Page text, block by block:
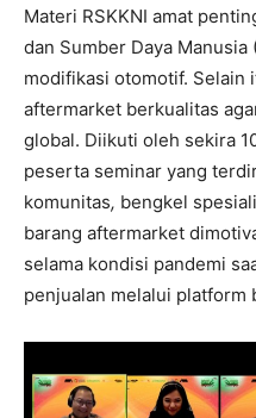
Materi RSKKNI amat
dan Sumber Daya
modifikasi otomotif. Selain
aftermarket berkualitas
global. Diikuti oleh sekira
peserta seminar yang
komunitas, bengkel
barang aftermarket
selama kondisi pandemi
penjualan melalui platform